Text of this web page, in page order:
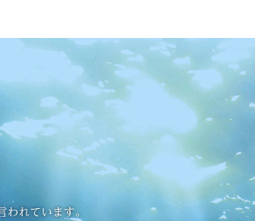
れています。